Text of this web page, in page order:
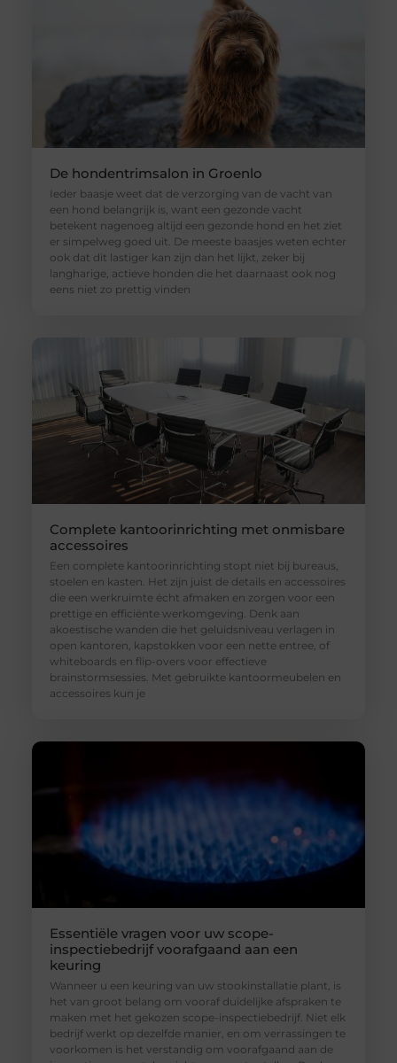
De hondentrimsalon in Groenlo
Ieder baasje weet dat de verzorging van de vacht van
een hond belangrijk is, want een gezonde vacht
betekent nagenoeg altijd een gezonde hond en het ziet
er simpelweg goed uit. De meeste baasjes weten echter
ook dat dit lastiger kan zijn dan het lijkt, zeker bij
langharige, actieve honden die het daarnaast ook nog
eens niet zo prettig vinden
Complete kantoorinrichting met onmisbare
accessoires
Een complete kantoorinrichting stopt niet bij bureaus,
stoelen en kasten. Het zijn juist de details en accessoires
die een werkruimte écht afmaken en zorgen voor een
prettige en efficiënte werkomgeving. Denk aan
akoestische wanden die het geluidsniveau verlagen in
open kantoren, kapstokken voor een nette entree, of
whiteboards en flip-overs voor effectieve
brainstormsessies. Met gebruikte kantoormeubelen en
accessoires kun je
Essentiële vragen voor uw scope-
inspectiebedrijf voorafgaand aan een
keuring
Wanneer u een keuring van uw stookinstallatie plant, is
het van groot belang om vooraf duidelijke afspraken te
maken met het gekozen scope-inspectiebedrijf. Niet elk
bedrijf werkt op dezelfde manier, en om verrassingen te
voorkomen is het verstandig om voorafgaand aan de